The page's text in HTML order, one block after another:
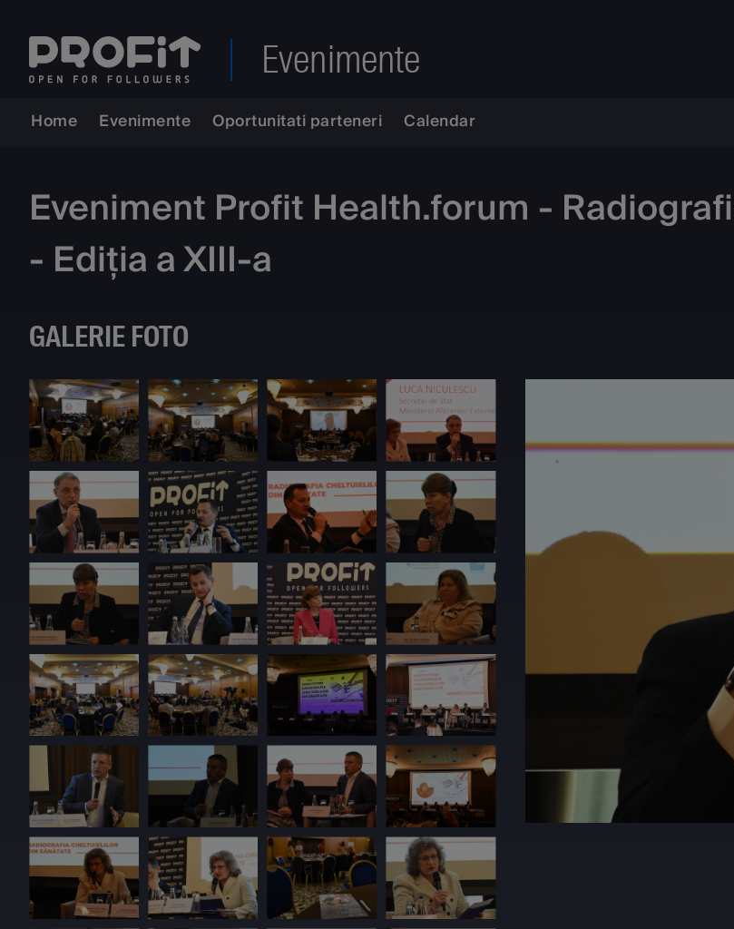
Evenimente
Home Evenimente Oportunitati parteneri Calendar
Eveniment Profit Health.forum -
- Ediția a XIII-a
GALERIE FOTO